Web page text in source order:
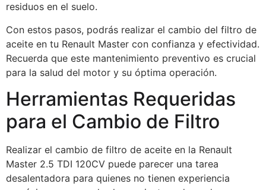
residuos en el suelo.
Con estos pasos, podrás realizar el cambio del filtro de
aceite en tu Renault Master con confianza y efectividad.
Recuerda que este mantenimiento preventivo es crucial
para la salud del motor y su óptima operación.
Herramientas Requeridas
para el Cambio de Filtro
Realizar el cambio de filtro de aceite en la Renault
Master 2.5 TDI 120CV puede parecer una tarea
desalentadora para quienes no tienen experiencia